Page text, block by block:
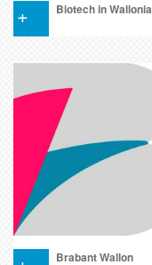
+ Biotech in Wallonia
Brabant Wallon